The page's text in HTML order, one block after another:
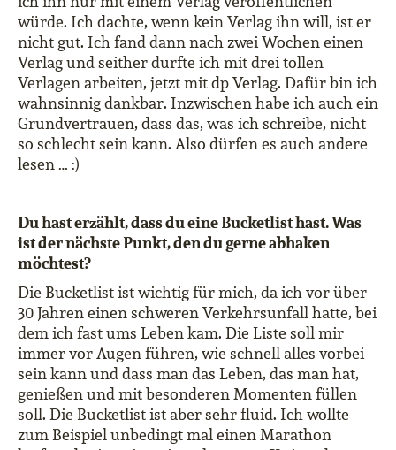
würde. Ich dachte, wenn kein Verlag ihn will, ist er
nicht gut. Ich fand dann nach zwei Wochen einen
Verlag und seither durfte ich mit drei tollen
Verlagen arbeiten, jetzt mit dp Verlag. Dafür bin ich
wahnsinnig dankbar. Inzwischen habe ich auch ein
Grundvertrauen, dass das, was ich schreibe, nicht
so schlecht sein kann. Also dürfen es auch andere
lesen … :)
Du hast erzählt, dass du eine Bucketlist hast. Was
ist der nächste Punkt, den du gerne abhaken
möchtest?
Die Bucketlist ist wichtig für mich, da ich vor über
30 Jahren einen schweren Verkehrsunfall hatte, bei
dem ich fast ums Leben kam. Die Liste soll mir
immer vor Augen führen, wie schnell alles vorbei
sein kann und dass man das Leben, das man hat,
genießen und mit besonderen Momenten füllen
soll. Die Bucketlist ist aber sehr fluid. Ich wollte
zum Beispiel unbedingt mal einen Marathon